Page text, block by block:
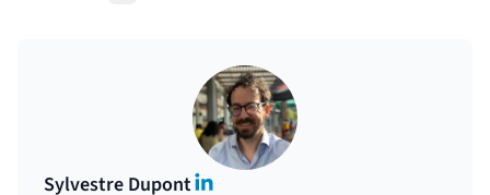
Sylvestre DupontLinkedIn